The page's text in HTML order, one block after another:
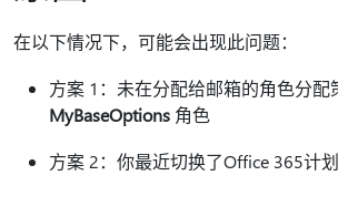
在以下情况下，可能会出现此问题：
方案 1：未在分配给邮箱的角色分配
MyBaseOptions 角色
方案 2：你最近切换了Office 365计划